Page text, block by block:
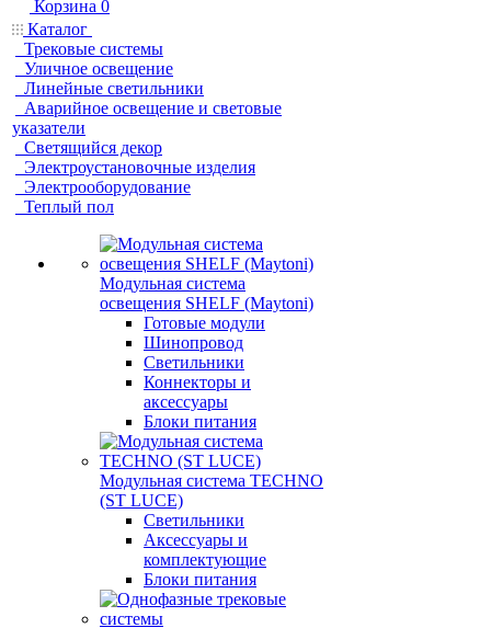
Корзина 0
Каталог
Трековые системы
Уличное освещение
Линейные светильники
Аварийное освещение и световые
указатели
Светящийся декор
Электроустановочные изделия
Электрооборудование
Теплый пол
Модульная система
освещения SHELF (Maytoni)
Готовые модули
Шинопровод
Светильники
Коннекторы и
аксессуары
Блоки питания
Модульная система TECHNO
(ST LUCE)
Светильники
Аксессуары и
комплектующие
Блоки питания